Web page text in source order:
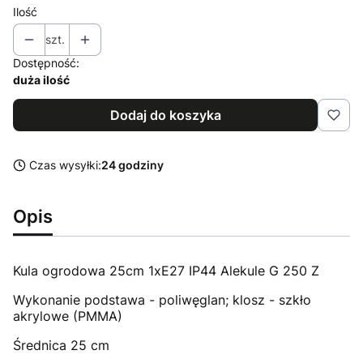
Ilość
szt.
Dostępność:
duża ilość
Dodaj do koszyka
Czas wysyłki:24 godziny
Opis
Kula ogrodowa 25cm 1xE27 IP44 Alekule G 250 Z
Wykonanie podstawa - poliwęglan; klosz - szkło
akrylowe (PMMA)
Średnica 25 cm